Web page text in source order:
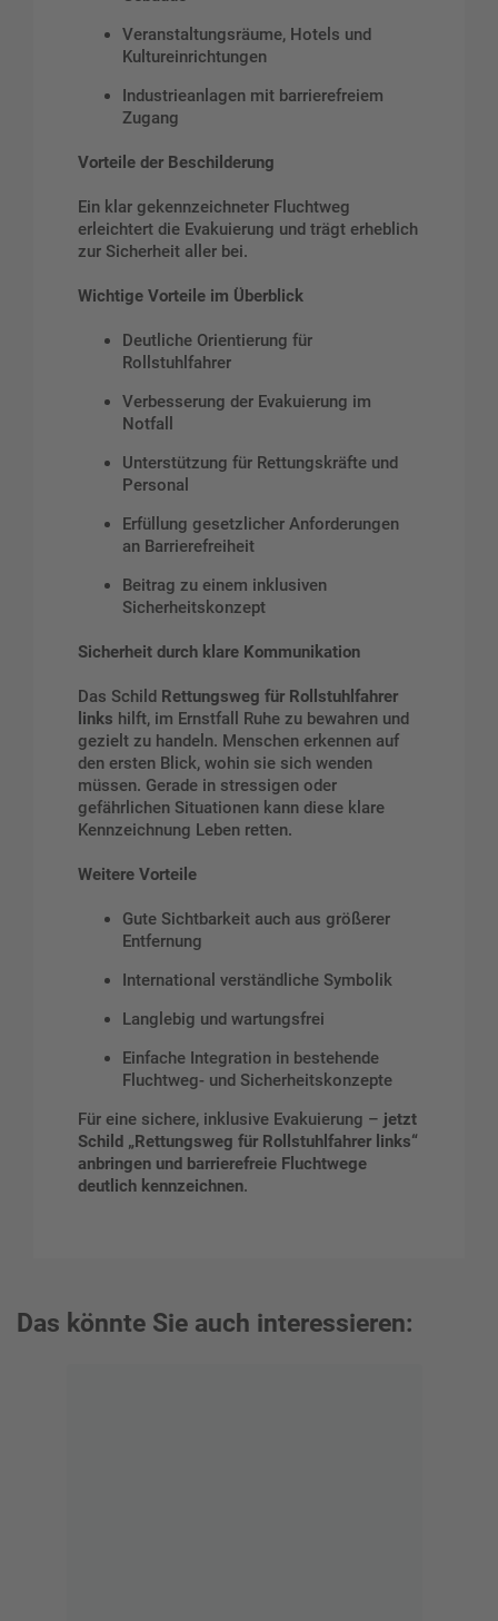
Veranstaltungsräume, Hotels und
Kultureinrichtungen
Industrieanlagen mit barrierefreiem
Zugang
Vorteile der Beschilderung
Ein klar gekennzeichneter Fluchtweg
erleichtert die Evakuierung und trägt erheblich
zur Sicherheit aller bei.
Wichtige Vorteile im Überblick
Deutliche Orientierung für
Rollstuhlfahrer
Verbesserung der Evakuierung im
Notfall
Unterstützung für Rettungskräfte und
Personal
Erfüllung gesetzlicher Anforderungen
an Barrierefreiheit
Beitrag zu einem inklusiven
Sicherheitskonzept
Sicherheit durch klare Kommunikation
Das Schild Rettungsweg für Rollstuhlfahrer
links hilft, im Ernstfall Ruhe zu bewahren und
gezielt zu handeln. Menschen erkennen auf
den ersten Blick, wohin sie sich wenden
müssen. Gerade in stressigen oder
gefährlichen Situationen kann diese klare
Kennzeichnung Leben retten.
Weitere Vorteile
Gute Sichtbarkeit auch aus größerer
Entfernung
International verständliche Symbolik
Langlebig und wartungsfrei
Einfache Integration in bestehende
Fluchtweg- und Sicherheitskonzepte
Für eine sichere, inklusive Evakuierung – jetzt
Schild „Rettungsweg für Rollstuhlfahrer links“
anbringen und barrierefreie Fluchtwege
deutlich kennzeichnen.
Das könnte Sie auch interessieren: